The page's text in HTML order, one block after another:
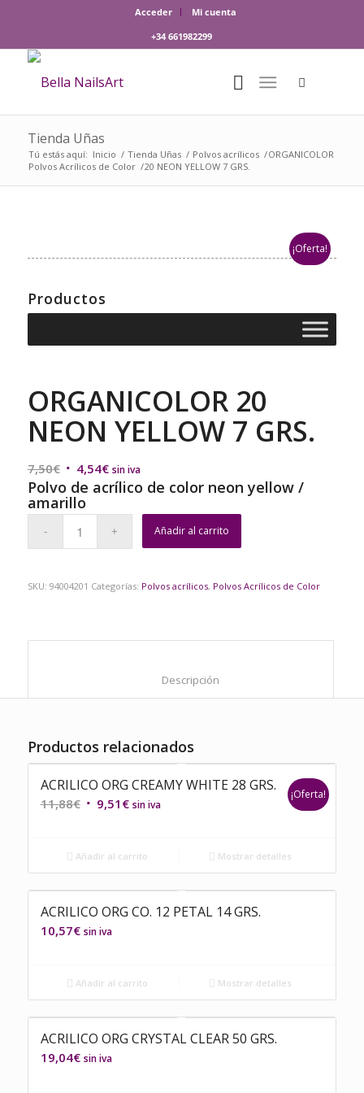
Acceder
Mi cuenta
+34 661982299
Tienda Uñas
Tú estás aquí: Inicio / Tienda Uñas / Polvos acrílicos /
Polvos Acrílicos de Color /
ORGANICOLOR
20 NEON YELLOW 7 GRS.
¡Oferta!
Productos
ORGANICOLOR 20
NEON YELLOW 7 GRS.
7,50€ El
precio
original
era:
7,50€.
4,54€El
precio
es:
4,54€.
sin iva
Polvo de acrílico de color neon yellow /
amarillo
Añadir al carrito
SKU: 94004201 Categorías: Polvos acrílicos, Polvos Acrílicos de Color
Productos relacionados
ACRILICO ORG CREAMY WHITE 28 GRS.
11,88€ El
era:
9,51 €El
es:
sin iva
¡Oferta!
Añadir al carrito Mostrar detalles
ACRILICO ORG CO. 12 PETAL 14 GRS.
10,57€ sin iva
Añadir al carrito Mostrar detalles
ACRILICO ORG CRYSTAL CLEAR 50 GRS.
19,04€ sin iva